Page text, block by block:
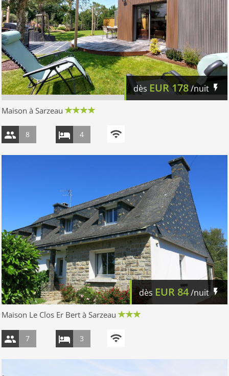
dès EUR178/nuit
Maison à Sarzeau
8 4
dès EUR 84/nuit
Maison Le Clos Er Bert à Sarzeau
7 3